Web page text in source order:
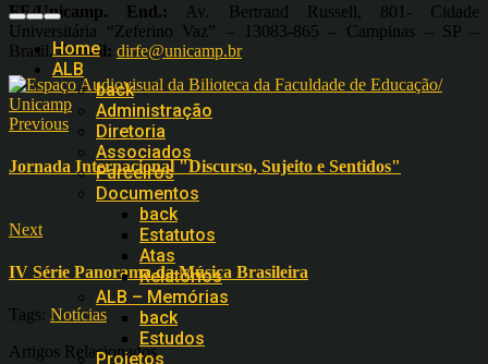
Home
ALB
back
Administração
Diretoria
Associados
Parceiros
Documentos
back
Estatutos
Atas
Relatórios
ALB – Memórias
back
Estudos
Projetos
FE/Unicamp. End.: Av. Bertrand Russell, 801- Cidade
Universitária “Zeferino Vaz” – 13083-865 – Campinas – SP –
Brasil.E-mail: dirfe@unicamp.br
Previous
Jornada Internacional "Discurso, Sujeito e Sentidos"
Next
IV Série Panorama da Música Brasileira
Tags: Notícias
Artigos Relacionados